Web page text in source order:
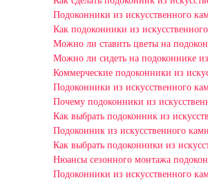
Подоконники из искусственного
Как подоконники из
Можно ли ставить цветы на
Можно ли сидеть на подоконнике
Коммерческие подоконники из
Подоконники из искусственного
Почему подоконники из
Как выбрать подоконник из
Подоконник из искусственного
Как выбрать подоконники из
Нюансы сезонного монтажа
Подоконники из искусственного